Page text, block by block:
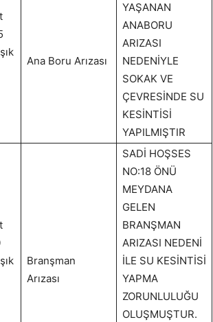
Ana Boru Arızası
YAŞANAN
ANABORU
ARIZASI
NEDENİYLE
SOKAK VE
ÇEVRESİNDE SU
KESİNTİSİ
YAPILMIŞTIR
Branşman
Arızası
SADİ HOŞSES
NO:18 ÖNÜ
MEYDANA
GELEN
BRANŞMAN
ARIZASI NEDENİ
İLE SU KESİNTİSİ
YAPMA
ZORUNLULUĞU
OLUŞMUŞTUR.